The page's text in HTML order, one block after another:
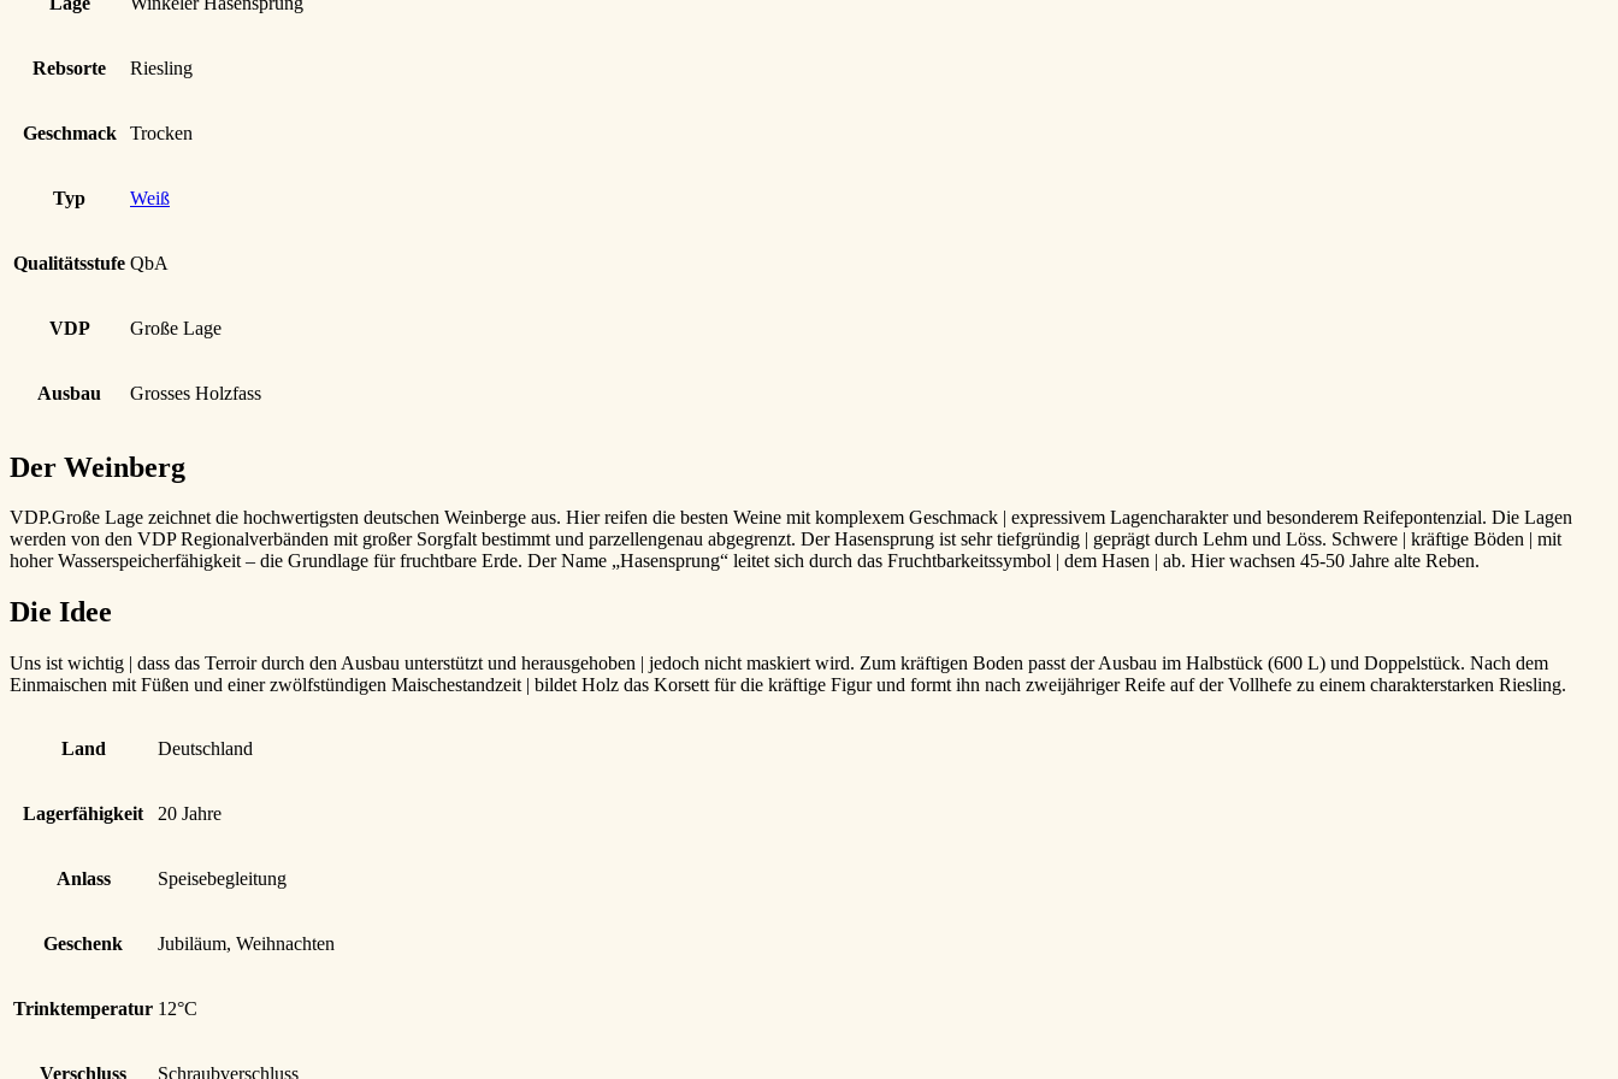
Rebsorte Riesling
Geschmack Trocken
Typ Weiß
Qualitätsstufe QbA
VDP Große Lage
Ausbau Grosses Holzfass
Der Weinberg
VDP.Große Lage zeichnet die hochwertigsten deutschen Weinberge aus. Hier reifen die besten Weine mit komplexem Geschmack | expressivem Lagencharakter und besonderem Reifepontenzial. Die Lagen
werden von den VDP Regionalverbänden mit großer Sorgfalt bestimmt und parzellengenau abgegrenzt. Der Hasensprung ist sehr tiefgründig | geprägt durch Lehm und Löss. Schwere | kräftige Böden | mit
hoher Wasserspeicherfähigkeit – die Grundlage für fruchtbare Erde. Der Name „Hasensprung“ leitet sich durch das Fruchtbarkeitssymbol | dem Hasen | ab. Hier wachsen 45-50 Jahre alte Reben.
Die Idee
Uns ist wichtig | dass das Terroir durch den Ausbau unterstützt und herausgehoben | jedoch nicht maskiert wird. Zum kräftigen Boden passt der Ausbau im Halbstück (600 L) und Doppelstück. Nach dem
Einmaischen mit Füßen und einer zwölfstündigen Maischestandzeit | bildet Holz das Korsett für die kräftige Figur und formt ihn nach zweijähriger Reife auf der Vollhefe zu einem charakterstarken Riesling.
Land Deutschland
Lagerfähigkeit 20 Jahre
Anlass Speisebegleitung
Geschenk Jubiläum, Weihnachten
Trinktemperatur 12°C
Verschluss Schraubverschluss